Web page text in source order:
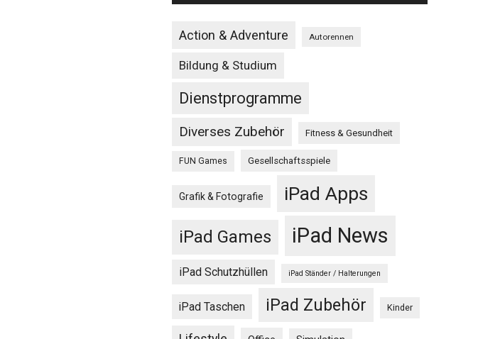
Action & Adventure Autorennen
Bildung & Studium
Dienstprogramme
Diverses Zubehör Fitness & Gesundheit
FUN Games Gesellschaftsspiele
Grafik & Fotografie iPad Apps
iPad Games iPad News
iPad Schutzhüllen iPad Ständer / Halterungen
iPad Taschen iPad Zubehör Kinder